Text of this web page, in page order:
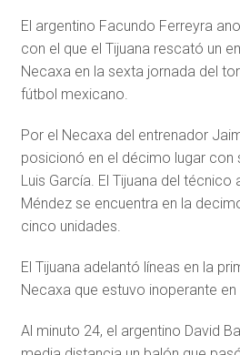
El argentino Facundo Ferreyra
con el que el Tijuana rescató un
Necaxa en la sexta jornada del
fútbol mexicano.
Por el Necaxa del entrenador
posicionó en el décimo lugar con
Luis García. El Tijuana del técnico
Méndez se encuentra en la
cinco unidades.
El Tijuana adelantó líneas en la
Necaxa que estuvo inoperante
Al minuto 24, el argentino David